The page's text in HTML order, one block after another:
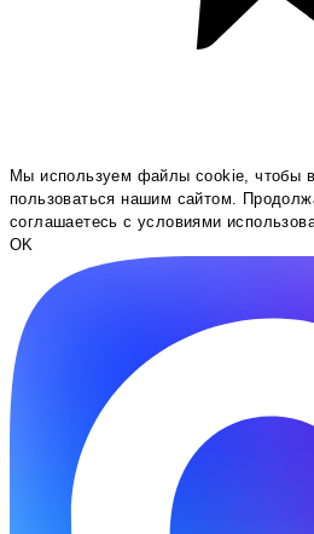
Мы используем файлы cookie, чтобы
пользоваться нашим сайтом.
соглашаетесь c условиями
OK